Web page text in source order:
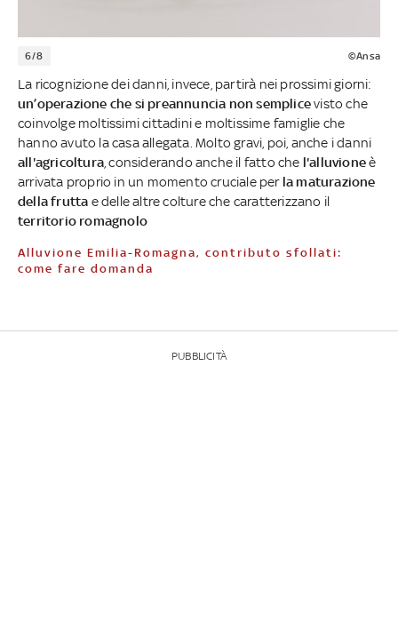
6/8 ©Ansa
La ricognizione dei danni, invece, partirà nei prossimi giorni:
un’operazione che si preannuncia non semplicevisto che
coinvolge moltissimi cittadini e moltissime famiglie che
hanno avuto la casa allegata. Molto gravi, poi, anche i danni
all'agricoltura , considerando anche il fatto che l'alluvioneè
arrivata proprio in un momento cruciale per la maturazione
della frutta e delle altre colture che caratterizzano il
territorio romagnolo
Alluvione Emilia-Romagna, contributo sfollati:
come fare domanda
PUBBLICITÀ